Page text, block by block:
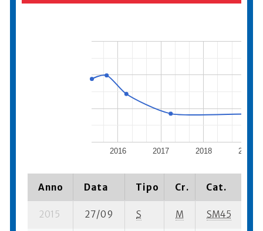
2016 2017 2018 2019
Anno Data Tipo Cr. Cat.
2015 27/09 S M SM45